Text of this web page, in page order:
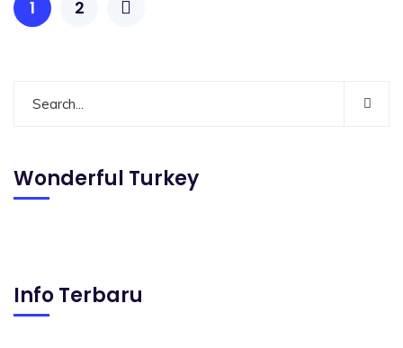
1 2
Wonderful Turkey
Info Terbaru